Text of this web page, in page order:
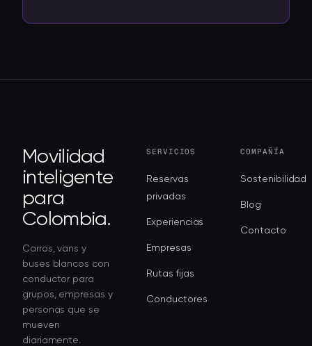
Movilidad
inteligente
para
Colombia.
Carros, vans y
buses blancos con
conductor para
grupos, empresas y
personas que se
mueven
diariamente.
SERVICIOS
Reservas
privadas
Experiencias
Empresas
Rutas fijas
Conductores
COMPAÑÍA
Sostenibilidad
Blog
Contacto